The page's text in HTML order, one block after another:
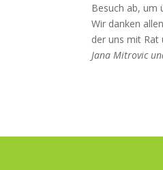
Besuch ab, um
Wir danken
der uns mit Rat
Jana Mitrovic